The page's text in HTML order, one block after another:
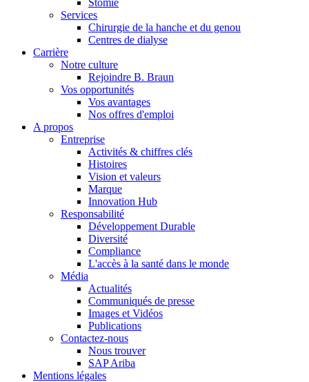
Pôle d’innovation
Stimulons ensemble l’innovation dans la technologie
médicale. Apprenez-en plus sur notre centre d’innovation et
présentez votre idée.
En dialogue avec B. Braun. Contactez-nous.
Stomie
Services
Chirurgie de la hanche et du genou
Centres de dialyse
Carrière
Notre culture
Rejoindre B. Braun
Vos opportunités
Vos avantages
Nos offres d'emploi
A propos
Entreprise
Activités & chiffres clés
Histoires
Vision et valeurs
Marque
Innovation Hub
Responsabilité
Développement Durable
Diversité
Compliance
L'accès à la santé dans le monde
Média
Actualités
Communiqués de presse
Images et Vidéos
Publications
Contactez-nous
Nous trouver
SAP Ariba
Mentions légales